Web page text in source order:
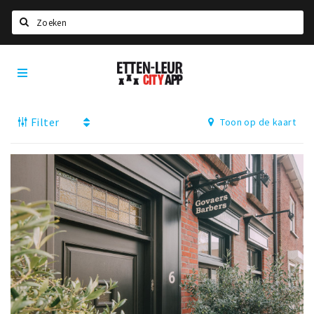
Home
Deals
Nieuws, interviews & blogs
Eten
Drinken
Slapen
Recreatief
Winkels
Etten-
Leur
Filter
Toon op de kaart